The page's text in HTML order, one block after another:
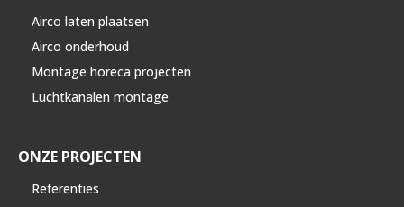
Airco laten plaatsen
Airco onderhoud
Montage horeca projecten
Luchtkanalen montage
ONZE PROJECTEN
Referenties